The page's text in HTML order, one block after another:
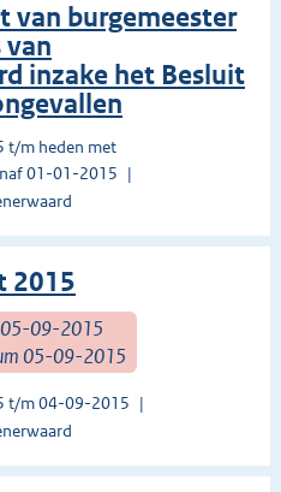
van burgemeester
van
inzake het Besluit
t/m heden met
01-01-2015
2015
05-09-2015
05-09-2015
t/m 04-09-2015